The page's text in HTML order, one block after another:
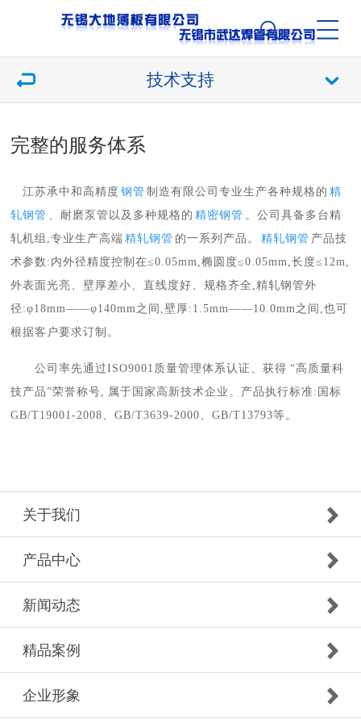
技术支持
完整的服务体系
江苏承中和高精度 钢管 制造有限公司专业生产各种规格的 精
轧钢管 、耐磨泵管以及多种规格的 精密钢管 。公司具备多台精
轧机组,专业生产高端 精轧钢管 的一系列产品。 精轧钢管 产品技
术参数:内外径精度控制在≤0.05mm,椭圆度≤0.05mm,长度≤12m,
外表面光亮、壁厚差小、直线度好、规格齐全,精轧钢管外
径:φ18mm——φ140mm之间,壁厚:1.5mm——10.0mm之间,也可
根据客户要求订制。
公司率先通过ISO9001质量管理体系认证、获得 “高质量科
技产品”荣誉称号, 属于国家高新技术企业。产品执行标准:国标
GB/T19001-2008、GB/T3639-2000、GB/T13793等。
关于我们
产品中心
新闻动态
精品案例
企业形象